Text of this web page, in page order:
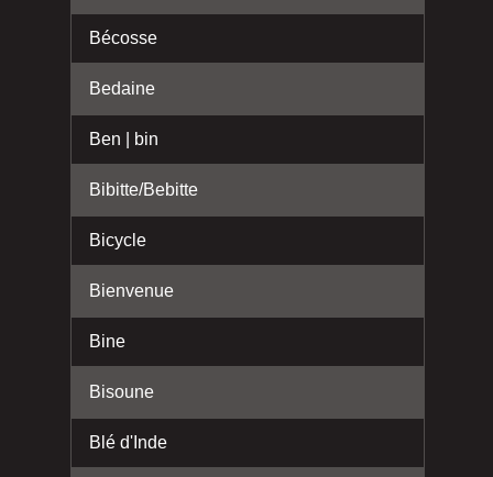
Bécosse
Bedaine
Ben | bin
Bibitte/Bebitte
Bicycle
Bienvenue
Bine
Bisoune
Blé d'Inde